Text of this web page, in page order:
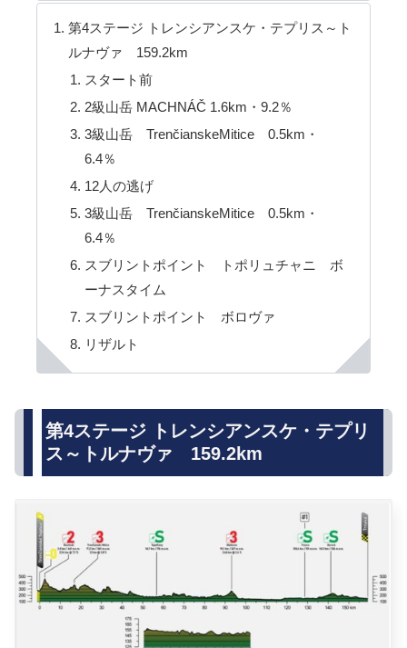
第4ステージ トレンシアンスケ・テプリス～ト
ルナヴァ 159.2km
スタート前
2級山岳 MACHNÁČ 1.6km・9.2％
3級山岳 TrenčianskeMitice 0.5km・
6.4％
12人の逃げ
3級山岳 TrenčianskeMitice 0.5km・
6.4％
スブリントポイント トポリュチャニ ボ
ーナスタイム
スブリントポイント ボロヴァ
リザルト
第4ステージ トレンシアンスケ・テプリ
ス～トルナヴァ 159.2km